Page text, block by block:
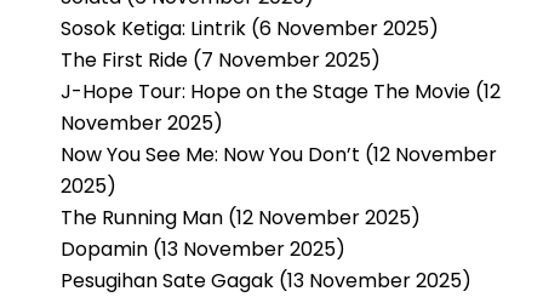
Sosok Ketiga: Lintrik (6 November 2025)
The First Ride (7 November 2025)
J-Hope Tour: Hope on the Stage The Movie (12
November 2025)
Now You See Me: Now You Don’t (12 November
2025)
The Running Man (12 November 2025)
Dopamin (13 November 2025)
Pesugihan Sate Gagak (13 November 2025)